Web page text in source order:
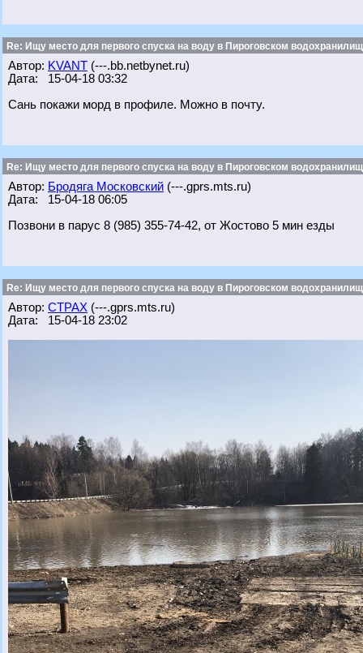
Re: Ищу место для первого спуска на воду в Пироговском
Автор: KVANT (---.bb.netbynet.ru)
Дата: 15-04-18 03:32
Сань покажи морд в профиле. Можно в почту.
Re: Ищу место для первого спуска на воду в Пироговском
Автор: Бродяга Московский (---.gprs.mts.ru)
Дата: 15-04-18 06:05
Позвони в парус 8 (985) 355-74-42, от Жостово 5 мин езды
Re: Ищу место для первого спуска на воду в Пироговском
Автор: CTPAX (---.gprs.mts.ru)
Дата: 15-04-18 23:02